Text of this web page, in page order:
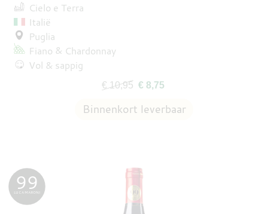
Cielo e Terra
Italië
Puglia
Fiano
Chardonnay
Vol & sappig
€ 10,95 € 8,75
99
LUCA MARONI